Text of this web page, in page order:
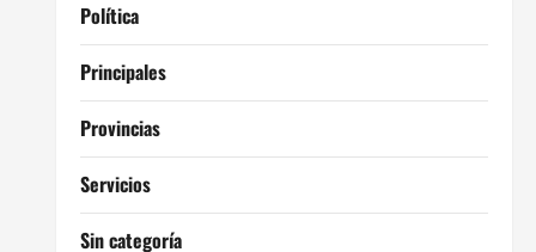
Política
Principales
Provincias
Servicios
Sin categoría